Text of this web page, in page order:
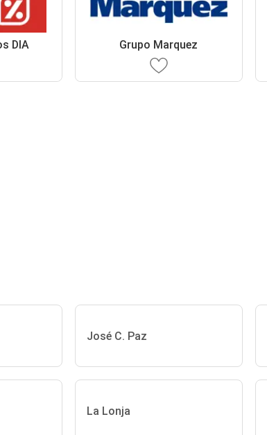
DIA Grupo Marquez
José C. Paz
La Lonja